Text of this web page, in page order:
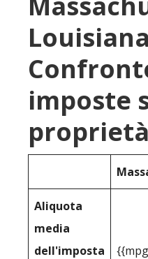
Louisiana
imposte
proprietà
Aliquota
media
dell'imposta